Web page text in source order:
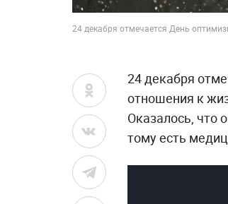
24 декабря отмечается День
24 декабря
отношения к
Оказалось, что
тому есть